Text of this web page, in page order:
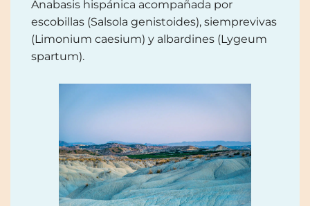
Anabasis hispánica acompañada por
escobillas (Salsola genistoides), siemprevivas
(Limonium caesium) y albardines (Lygeum
spartum).